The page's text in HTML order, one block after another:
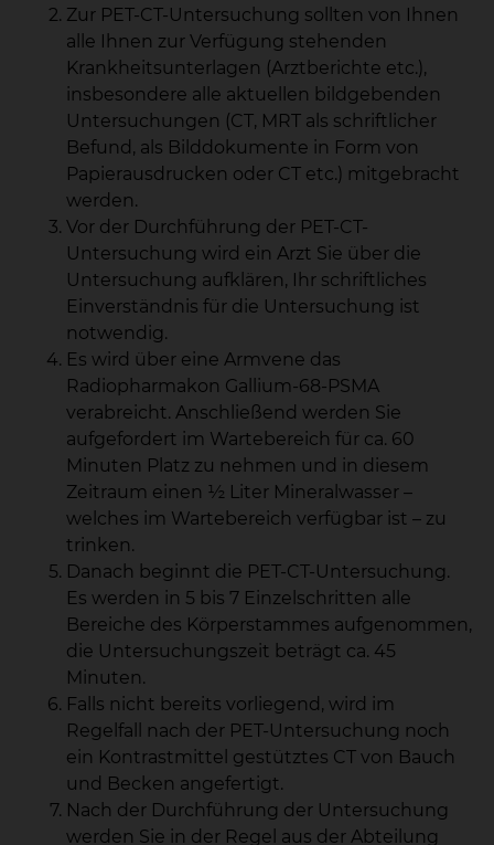
Zur PET-CT-Untersuchung sollten von Ihnen
alle Ihnen zur Verfügung stehenden
Krankheitsunterlagen (Arztberichte etc.),
insbesondere alle aktuellen bildgebenden
Untersuchungen (CT, MRT als schriftlicher
Befund, als Bilddokumente in Form von
Papierausdrucken oder CT etc.) mitgebracht
werden.
Vor der Durchführung der PET-CT-
Untersuchung wird ein Arzt Sie über die
Untersuchung aufklären, Ihr schriftliches
Einverständnis für die Untersuchung ist
notwendig.
Es wird über eine Armvene das
Radiopharmakon Gallium-68-PSMA
verabreicht. Anschließend werden Sie
aufgefordert im Wartebereich für ca. 60
Minuten Platz zu nehmen und in diesem
Zeitraum einen ½ Liter Mineralwasser –
welches im Wartebereich verfügbar ist – zu
trinken.
Danach beginnt die PET-CT-Untersuchung.
Es werden in 5 bis 7 Einzelschritten alle
Bereiche des Körperstammes aufgenommen,
die Untersuchungszeit beträgt ca. 45
Minuten.
Falls nicht bereits vorliegend, wird im
Regelfall nach der PET-Untersuchung noch
ein Kontrastmittel gestütztes CT von Bauch
und Becken angefertigt.
Nach der Durchführung der Untersuchung
werden Sie in der Regel aus der Abteilung